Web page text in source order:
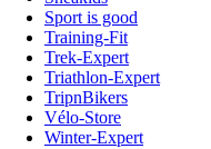
Sport is good
Training-Fit
Trek-Expert
Triathlon-Expert
TripnBikers
Vélo-Store
Winter-Expert